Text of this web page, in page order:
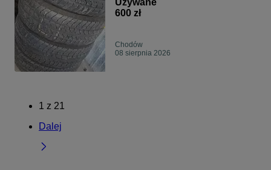
Używane
600 zł
Chodów
08 sierpnia 2026
1 z 21
Dalej